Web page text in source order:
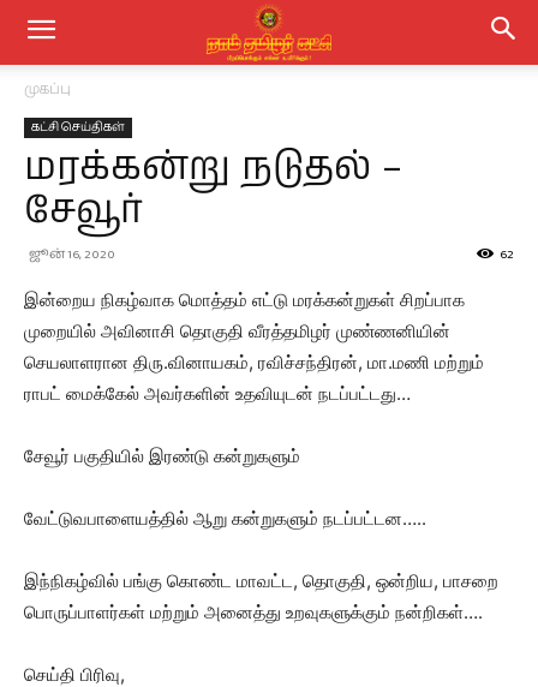
முகப்பு
கட்சி செய்திகள்
மரக்கன்று நடுதல்‌ –
சேவூர்
ஜூன் 16, 2020 62
இன்றைய நிகழ்வாக மொத்தம் எட்டு மரக்கன்றுகள் சிறப்பாக
முறையில் அவினாசி தொகுதி வீரத்தமிழர் முண்ணனியின்
செயலாளரான திரு.வினாயகம், ரவிச்சந்திரன், மா.மணி மற்றும்
ராபட் மைக்கேல் அவர்களின் உதவியுடன் நடப்பட்டது…
சேவூர் பகுதியில் இரண்டு கன்றுகளும்
வேட்டுவபாளையத்தில் ஆறு கன்றுகளும் நடப்பட்டன…..
இந்நிகழ்வில் பங்கு கொண்ட மாவட்ட, தொகுதி, ஒன்றிய, பாசறை
பொருப்பாளர்கள் மற்றும் அனைத்து உறவுகளுக்கும் நன்றிகள்….
செய்தி பிரிவு,